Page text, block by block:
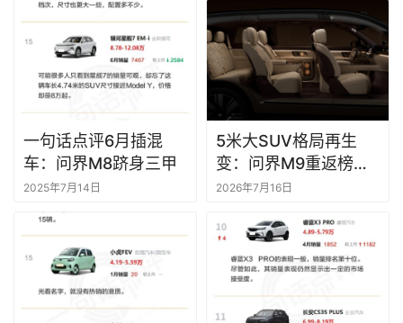
一句话点评6月插混
车：问界M8跻身三甲
2025年7月14日
5米大SUV格局再生
变：问界M9重返榜
首，蔚来暗中夺冠丨一
2026年7月16日